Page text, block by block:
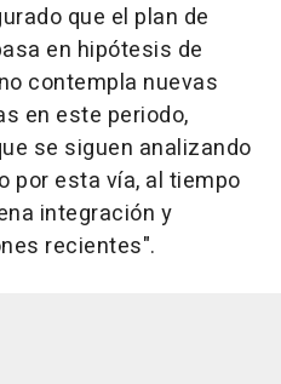
que el plan de
en hipótesis de
contempla nuevas
en este periodo,
se siguen analizando
por esta vía, al tiempo
integración y
recientes".